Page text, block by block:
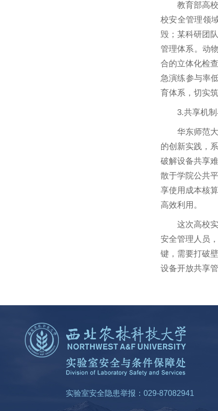
教育部高
校安全管理领
毁；某科研团
管理体系。动
合的立体化检
急演练参与率
育体系，切实
3.共享机
华东师范
的创新实践，
破解设备共享
散于学院公共
享使用成本核
高效利用。
这次高校
安全管理人员
键，需要打破
设备开放共享
实验室安全隐患举报：029-87082941